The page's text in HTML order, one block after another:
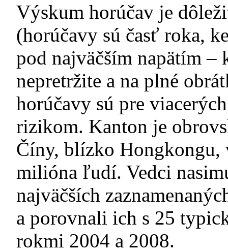
Výskum horúčav je
(horúčavy sú časť roka,
pod najväčším napätím –
nepretržite a na plné
horúčavy sú pre
rizikom. Kanton je
Číny, blízko
milióna ľudí. Vedci
najväčších
a porovnali ich s 25
rokmi 2004 a 2008.